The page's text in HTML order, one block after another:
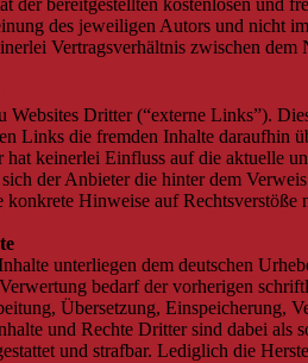
bereitgestellten kostenlosen und
des jeweiligen Autors und nicht
Vertragsverhältnis zwischen
Websites Dritter (“externe Links”).
Links die fremden Inhalte daraufhin
keinerlei Einfluss auf die aktuelle
der Anbieter die hinter dem
Hinweise auf
unterliegen dem deutschen
bedarf der vorherigen
Übersetzung, Einspeicherung,
und Rechte Dritter sind dabei
und strafbar. Lediglich die